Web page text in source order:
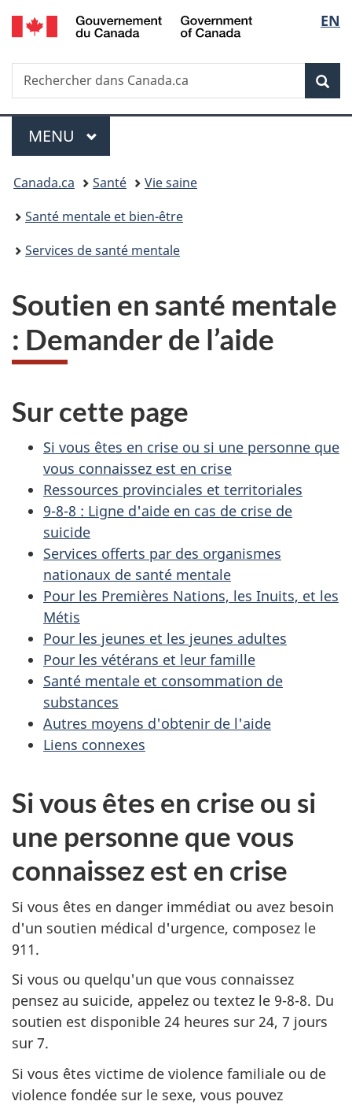
Passer
au
principal
Passer
à
Au
du
Passer
à
version
simplifiée
de
la
EN
Recherche
Rechercher
dans
Menu
MENU PRINCIPAL
Vous
êtes
ici :
Canada.ca Santé
Vie saine
Santé mentale et bien-être
Services de santé mentale
Soutien en santé mentale
: Demander de l’aide
Sur cette page
Si vous êtes en crise ou si une personne que
vous connaissez est en crise
Ressources provinciales et territoriales
9-8-8 : Ligne d'aide en cas de crise de
suicide
Services offerts par des organismes
nationaux de santé mentale
Pour les Premières Nations, les Inuits, et les
Métis
Pour les jeunes et les jeunes adultes
Pour les vétérans et leur famille
Santé mentale et consommation de
substances
Autres moyens d'obtenir de l'aide
Liens connexes
Si vous êtes en crise ou si
une personne que vous
connaissez est en crise
Si vous êtes en danger immédiat ou avez besoin
d'un soutien médical d'urgence, composez le
911.
Si vous ou quelqu'un que vous connaissez
pensez au suicide, appelez ou textez le 9-8-8. Du
soutien est disponible 24 heures sur 24, 7 jours
sur 7.
Si vous êtes victime de violence familiale ou de
violence fondée sur le sexe, vous pouvez